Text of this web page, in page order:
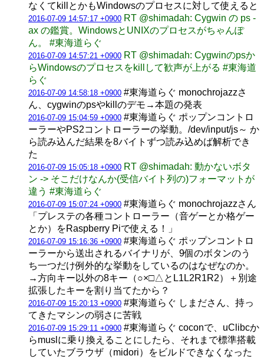
なくてkillとかもWindowsのプロセスに対して使えると
2016-07-09 14:57:17 +0900 RT @shimadah: Cygwin の ps -
ax の鑑賞。WindowsとUNIXのプロセスがちゃんぽ
ん。 #東海道らぐ
2016-07-09 14:57:21 +0900 RT @shimadah: Cygwinのpsか
らWindowsのプロセスをkillして歓声が上がる #東海道
らぐ
2016-07-09 14:58:18 +0900 #東海道らぐ monochrojazzさ
ん、cygwinのpsやkillのデモ→本題の発表
2016-07-09 15:04:59 +0900 #東海道らぐ ポップンコントロ
ーラーやPS2コントローラーの挙動。/dev/input/js～ か
ら読み込んだ結果を8バイトずつ読み込めば解析でき
た
2016-07-09 15:05:18 +0900 RT @shimadah: 動かないボタ
ン -> そこだけなんか(受信バイト列の)フォーマットが
違う #東海道らぐ
2016-07-09 15:07:24 +0900 #東海道らぐ monochrojazzさん
「プレステの各種コントローラー（音ゲーとか格ゲー
とか）をRaspberry Piで使える！」
2016-07-09 15:16:36 +0900 #東海道らぐ ポップンコントロ
ーラーから送出されるバイナリが、9個のボタンのう
ち一つだけ例外的な挙動をしているのはなぜなのか。
→方向キー以外の8キー（○×□△とL1L2R1R2）＋別途
拡張したキーを割り当てたから？
2016-07-09 15:20:13 +0900 #東海道らぐ しまださん、持っ
てきたマシンの弱さに苦戦
2016-07-09 15:29:11 +0900 #東海道らぐ coconで、uClibcか
らmuslに乗り換えることにしたら、それまで標準搭載
していたブラウザ（midori）をビルドできなくなった